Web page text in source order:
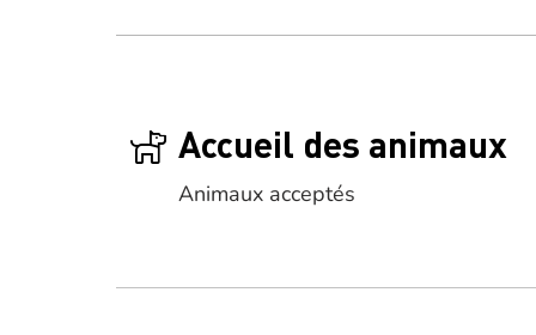
Accueil des animaux
Animaux acceptés